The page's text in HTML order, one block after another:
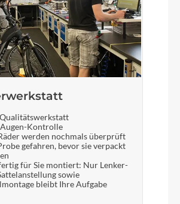
Kontrolle
werden nochmals überprüft
gefahren, bevor sie verpackt
für Sie montiert: Nur Lenker-
sowie
bleibt Ihre Aufgabe